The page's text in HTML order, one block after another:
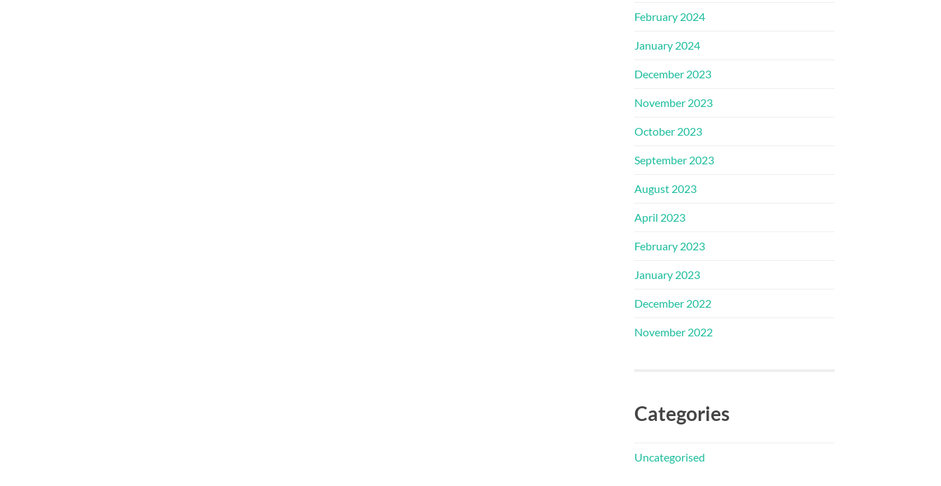
February 2024
January 2024
December 2023
November 2023
October 2023
September 2023
August 2023
April 2023
February 2023
January 2023
December 2022
November 2022
Categories
Uncategorised